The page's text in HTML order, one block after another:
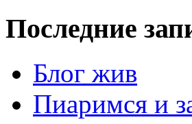
Последние
Блог жив
Пиаримся и